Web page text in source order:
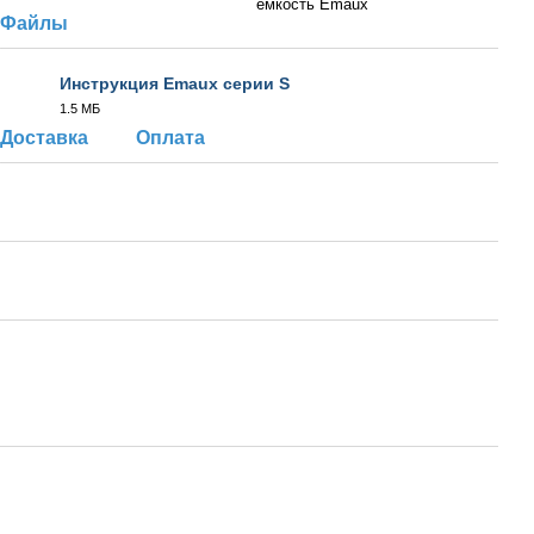
емкость Emaux
Файлы
Инструкция Emaux серии S
1.5 МБ
Доставка Оплата